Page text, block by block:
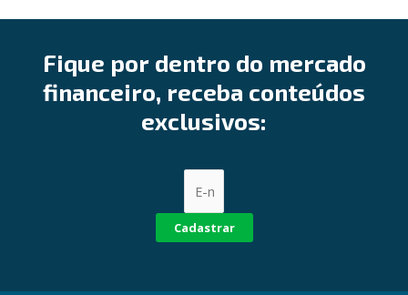
Fique por dentro do mercado
financeiro, receba conteúdos
exclusivos:
Cadastrar